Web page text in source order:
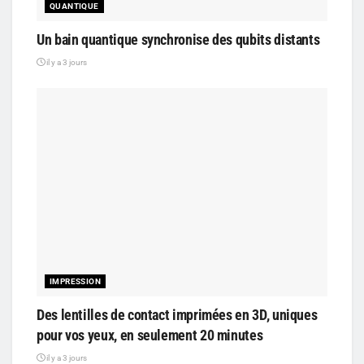
QUANTIQUE
Un bain quantique synchronise des qubits distants
il y a 3 jours
IMPRESSION
Des lentilles de contact imprimées en 3D, uniques
pour vos yeux, en seulement 20 minutes
il y a 3 jours